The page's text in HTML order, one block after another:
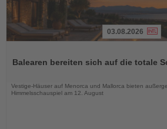
die
03.08.2026
Balearen bereiten sich auf die totale
Vestige-Häuser auf Menorca und Mallorca bieten
Himmelsschauspiel am 12. August